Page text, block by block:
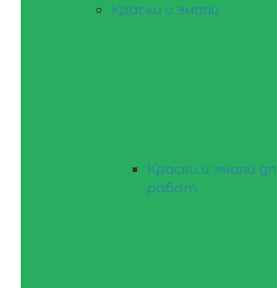
Краски и эмали
Краски и эмали
работ